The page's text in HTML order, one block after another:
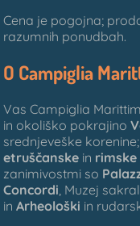
Cena je pogojna;
razumnih ponudbah.
O Campiglia
Vas Campiglia
in okoliško pokrajino
srednjeveške
etruščanske in rimske
zanimivostmi so
Concordi, Muzej
inArheološki in